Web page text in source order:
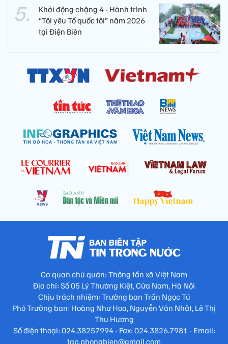
Khởi động chặng 4 - Hành trình
“Tôi yêu Tổ quốc tôi” năm 2026
tại Điện Biên
Cơ quan chủ quản: Thông tấn xã Việt Nam
Địa chỉ: Số 05 Lý Thường Kiệt, Cửa Nam, Hà Nội
Chịu trách nhiệm: Trưởng ban Trần Ngọc Tú
Phó Trưởng ban: Hoàng Như Hoa, Nguyễn Văn Nhật, Lê Thị
Thu Hương
Số điện thoại: 024.38257994 - Fax: 024.3826.7981 - Email:
tap.phongbien@gmail.com